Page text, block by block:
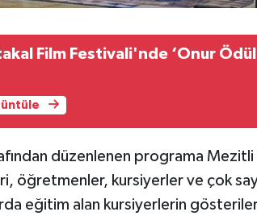
Film Festivali'nde ‘Onur
düzenlenen programa Mezitli
öğretmenler, kursiyerler ve çok
eğitim alan kursiyerlerin